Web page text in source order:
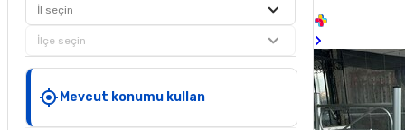
İl seçin
İlçe seçin
Mevcut konumu kullan